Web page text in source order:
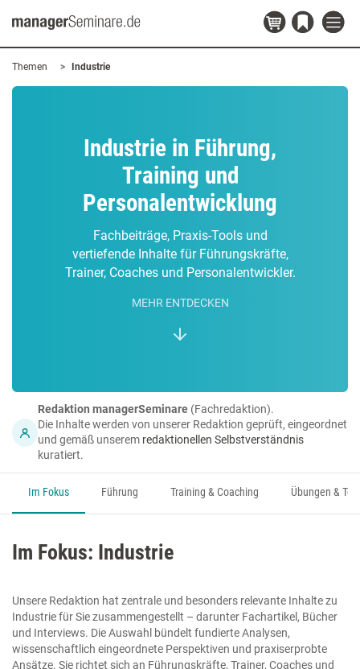
Themen Industrie
Industrie in Führung,
Training und
Personalentwicklung
Fachbeiträge, Praxis-Tools und
vertiefende Inhalte für Führungskräfte,
Trainer, Coaches und Personalentwickler.
MEHR ENTDECKEN
Redaktion managerSeminare (Fachredaktion).
Die Inhalte werden von unserer Redaktion geprüft, eingeordnet
und gemäß unserem redaktionellen Selbstverständnis
kuratiert.
Im Fokus Führung Training & Coaching Übungen &
Im Fokus: Industrie
Unsere Redaktion hat zentrale und besonders relevante Inhalte zu
Industrie für Sie zusammengestellt – darunter Fachartikel, Bücher
und Interviews. Die Auswahl bündelt fundierte Analysen,
wissenschaftlich eingeordnete Perspektiven und praxiserprobte
Ansätze. Sie richtet sich an Führungskräfte, Trainer, Coaches und